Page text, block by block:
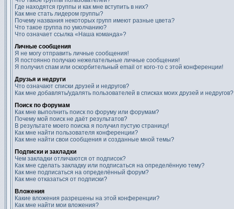
Где находятся группы и как мне вступить в них?
Как мне стать лидером группы?
Почему названия некоторых групп имеют разные цвета?
Что такое группа по умолчанию?
Что означает ссылка «Наша команда»?
Личные сообщения
Я не могу отправить личные сообщения!
Я постоянно получаю нежелательные личные сообщения!
Я получил спам или оскорбительный email от кого-то с этой конференции!
Друзья и недруги
Что означают списки друзей и недругов?
Как мне добавлять/удалять пользователей в списках моих друзей и недругов?
Поиск по форумам
Как мне выполнить поиск по форуму или форумам?
Почему мой поиск не даёт результатов?
В результате моего поиска я получил пустую страницу!
Как мне найти пользователя конференции?
Как мне найти свои сообщения и созданные мной темы?
Подписки и закладки
Чем закладки отличаются от подписок?
Как мне сделать закладку или подписаться на определённую тему?
Как мне подписаться на определённый форум?
Как мне отказаться от подписки?
Вложения
Какие вложения разрешены на этой конференции?
Как мне найти мои вложения?